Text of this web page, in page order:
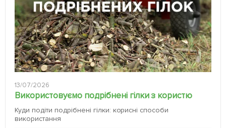
13/07/2026
Використовуємо подрібнені гілки з користю
Куди подіти подрібнені гілки: корисні способи
використання